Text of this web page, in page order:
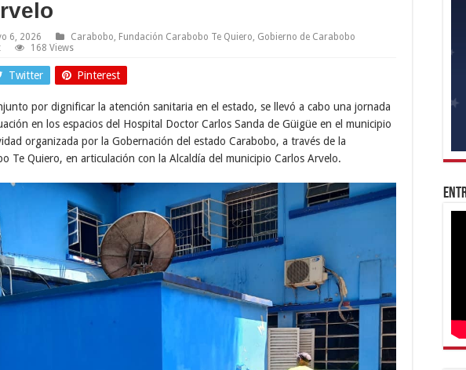
6, 2026 Carabobo Fundación Carabobo Te Quiero Gobierno de Carabobo
168 Views
Twitter Pinterest
por dignificar la atención sanitaria en el estado, se llevó a cabo una jornada
en los espacios del Hospital Doctor Carlos Sanda de Güigüe en el municipio
organizada por la Gobernación del estado Carabobo, a través de la
Te Quiero, en articulación con la Alcaldía del municipio Carlos Arvelo.